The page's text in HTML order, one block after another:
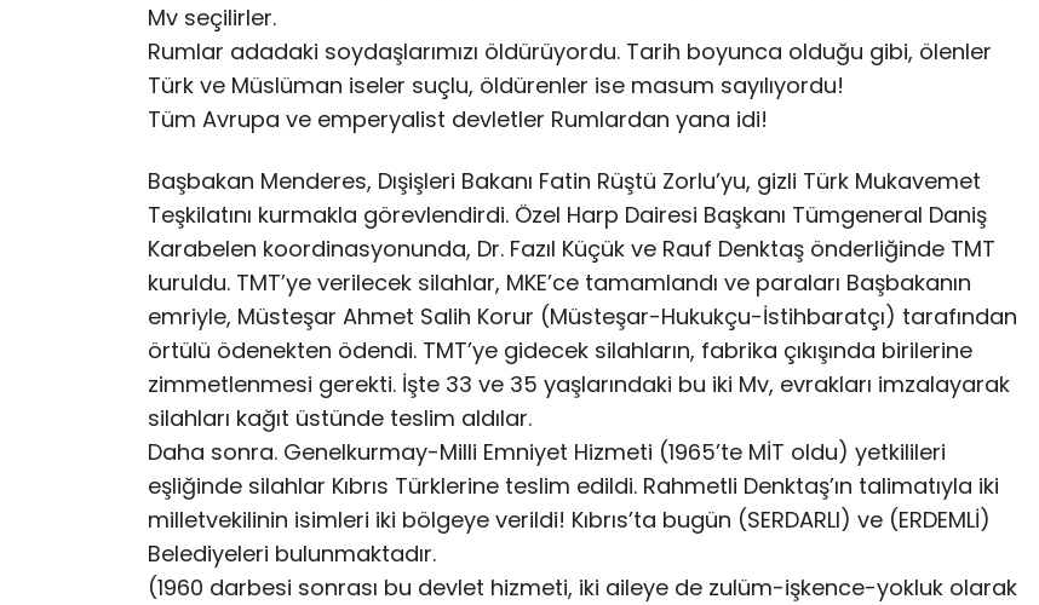
Mv seçilirler.
Rumlar adadaki soydaşlarımızı öldürüyordu. Tarih boyunca olduğu gibi, ölenler
Türk ve Müslüman iseler suçlu, öldürenler ise masum sayılıyordu!
Tüm Avrupa ve emperyalist devletler Rumlardan yana idi!
Başbakan Menderes, Dışişleri Bakanı Fatin Rüştü Zorlu’yu, gizli Türk Mukavemet
Teşkilatını kurmakla görevlendirdi. Özel Harp Dairesi Başkanı Tümgeneral Daniş
Karabelen koordinasyonunda, Dr. Fazıl Küçük ve Rauf Denktaş önderliğinde TMT
kuruldu. TMT’ye verilecek silahlar, MKE’ce tamamlandı ve paraları Başbakanın
emriyle, Müsteşar Ahmet Salih Korur (Müsteşar-Hukukçu-İstihbaratçı) tarafından
örtülü ödenekten ödendi. TMT’ye gidecek silahların, fabrika çıkışında birilerine
zimmetlenmesi gerekti. İşte 33 ve 35 yaşlarındaki bu iki Mv, evrakları imzalayarak
silahları kağıt üstünde teslim aldılar.
Daha sonra. Genelkurmay-Milli Emniyet Hizmeti (1965’te MİT oldu) yetkilileri
eşliğinde silahlar Kıbrıs Türklerine teslim edildi. Rahmetli Denktaş’ın talimatıyla iki
milletvekilinin isimleri iki bölgeye verildi! Kıbrıs’ta bugün (SERDARLI) ve (ERDEMLİ)
Belediyeleri bulunmaktadır.
(1960 darbesi sonrası bu devlet hizmeti, iki aileye de zulüm-işkence-yokluk olarak